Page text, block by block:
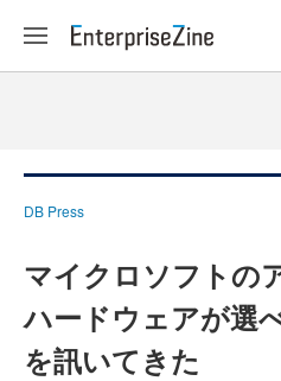
DB Press
マイクロソフトの
ハードウェアが選
を訊いてきた